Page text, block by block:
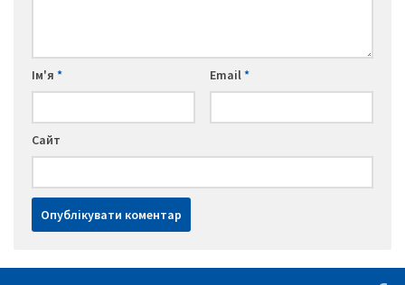
Ім'я * Email*
Сайт